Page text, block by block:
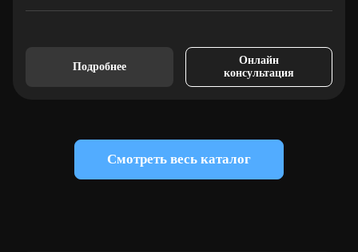
Подробнее
Онлайн
консультация
Смотреть весь каталог